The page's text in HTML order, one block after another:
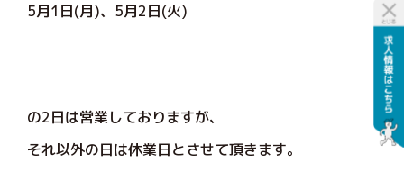
5月1日(月)、5月2日(火)
の2日は営業しておりますが、
それ以外の日は休業日とさせて頂きます。